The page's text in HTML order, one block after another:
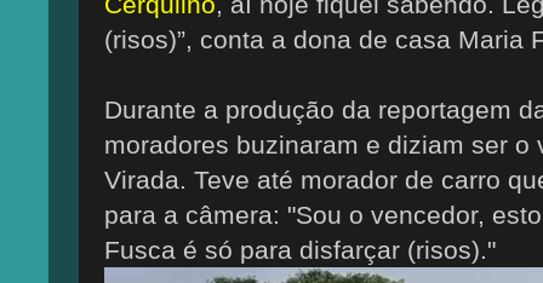
(risos)”, conta a dona de casa Maria
Durante a produção da reportagem
moradores buzinaram e diziam ser o
Virada. Teve até morador de carro
para a câmera: "Sou o vencedor,
Fusca é só para disfarçar (risos)."